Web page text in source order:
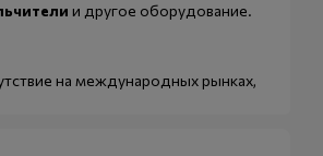
и другое оборудование.
на международных рынках,